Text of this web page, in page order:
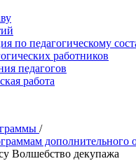
по педагогическому
работников
педагогов
работа
/
дополнительного
Волшебство декупажа